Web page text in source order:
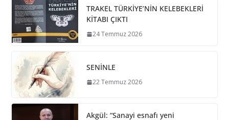
TRAKEL TÜRKİYE’NİN KELEBEKLERİ
KİTABI ÇIKTI
24 Temmuz 2026
SENİNLE
22 Temmuz 2026
Akgül: “Sanayi esnafı yeni